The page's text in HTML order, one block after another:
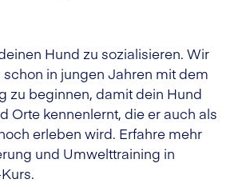
Hund zu sozialisieren. Wir
in jungen Jahren mit dem
zu beginnen, damit dein Hund
Orte kennenlernt, die er auch als
erleben wird. Erfahre mehr
und Umwelttraining in